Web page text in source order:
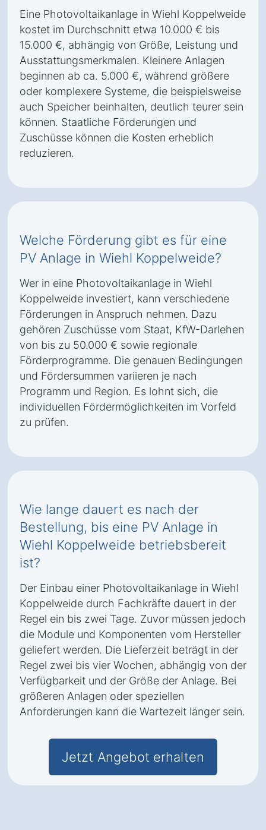
Eine Photovoltaikanlage in Wiehl Koppelweide
kostet im Durchschnitt etwa 10.000 € bis
15.000 €, abhängig von Größe, Leistung und
Ausstattungsmerkmalen. Kleinere Anlagen
beginnen ab ca. 5.000 €, während größere
oder komplexere Systeme, die beispielsweise
auch Speicher beinhalten, deutlich teurer sein
können. Staatliche Förderungen und
Zuschüsse können die Kosten erheblich
reduzieren.
Welche Förderung gibt es für eine
PV Anlage in Wiehl Koppelweide?
Wer in eine Photovoltaikanlage in Wiehl
Koppelweide investiert, kann verschiedene
Förderungen in Anspruch nehmen. Dazu
gehören Zuschüsse vom Staat, KfW-Darlehen
von bis zu 50.000 € sowie regionale
Förderprogramme. Die genauen Bedingungen
und Fördersummen variieren je nach
Programm und Region. Es lohnt sich, die
individuellen Fördermöglichkeiten im Vorfeld
zu prüfen.
Wie lange dauert es nach der
Bestellung, bis eine PV Anlage in
Wiehl Koppelweide betriebsbereit
ist?
Der Einbau einer Photovoltaikanlage in Wiehl
Koppelweide durch Fachkräfte dauert in der
Regel ein bis zwei Tage. Zuvor müssen jedoch
die Module und Komponenten vom Hersteller
geliefert werden. Die Lieferzeit beträgt in der
Regel zwei bis vier Wochen, abhängig von der
Verfügbarkeit und der Größe der Anlage. Bei
größeren Anlagen oder speziellen
Anforderungen kann die Wartezeit länger sein.
Jetzt Angebot erhalten